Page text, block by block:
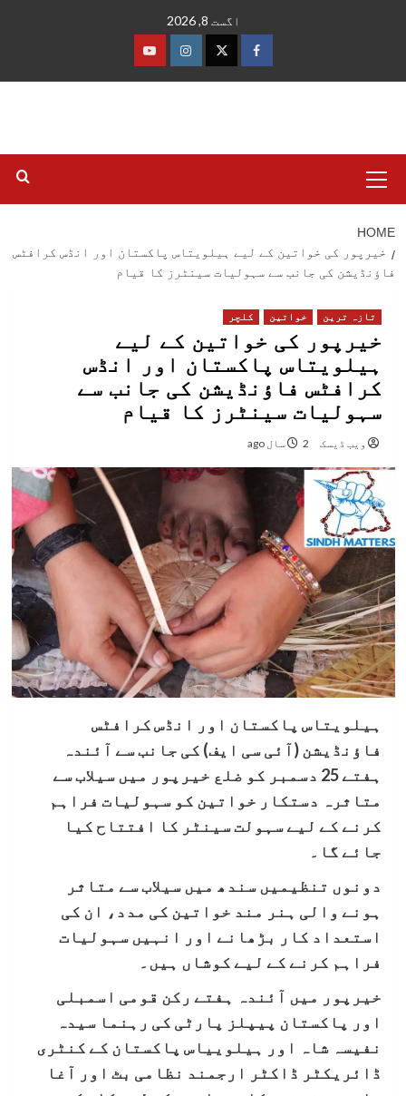
اگست 8, 2026
فیس
ٹوئٹرانسٹاگرام
یوٹیوب
Menu
HOME
خیرپور کی خواتین کے لیے ہیلویتاس پاکستان اور انڈس کرافٹس
فاؤنڈیشن کی جانب سے سہولیات سینٹرز کا قیام
تازہ ترین خواتین کلچر
خیرپور کی خواتین کے لیے
ہیلویتاس پاکستان اور انڈس
کرافٹس فاؤنڈیشن کی جانب سے
سہولیات سینٹرز کا قیام
ویب ڈیسک 2 سال ago
ہیلویتاس پاکستان اور انڈس کرافٹس
فاؤنڈیشن (آئی سی ایف) کی جانب سے آئندہ
ہفتے 25 دسمبر کو ضلع خیرپور میں سیلاب سے
متاثرہ دستکار خواتین کو سہولیات فراہم
کرنے کے لیے سہولت سینٹر کا افتتاح کیا
جائے گا۔
دونوں تنظیمیں سندھ میں سیلاب سے متاثر
ہونے والی ہنر مند خواتین کی مدد، ان کی
استعداد کار بڑھانے اور انہیں سہولیات
فراہم کرنے کے لیے کوشاں ہیں۔
خیرپور میں آئندہ ہفتے رکن قومی اسمبلی
اور پاکستان پیپلز پارٹی کی رہنما سیدہ
نفیسہ شاہ اور ہیلوییاس پاکستان کے کنٹری
ڈائریکٹر ڈاکٹر ارجمند نظامی بٹ اور آغا